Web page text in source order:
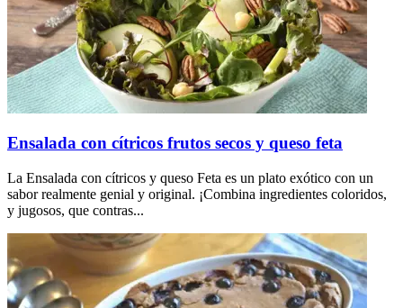
Ensalada con cítricos frutos secos y queso feta
La Ensalada con cítricos y queso Feta es un plato exótico con un
sabor realmente genial y original. ¡Combina ingredientes coloridos,
y jugosos, que contras...